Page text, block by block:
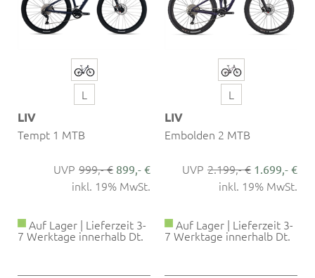
L
LIV
Tempt 1 MTB
999,- € 899,- €
inkl. 19% MwSt.
Auf Lager | Lieferzeit 3-
7 Werktage innerhalb Dt.
L
LIV
Embolden 2 MTB
2.199,- € 1.699,- €
inkl. 19% MwSt.
Auf Lager | Lieferzeit 3-
7 Werktage innerhalb Dt.